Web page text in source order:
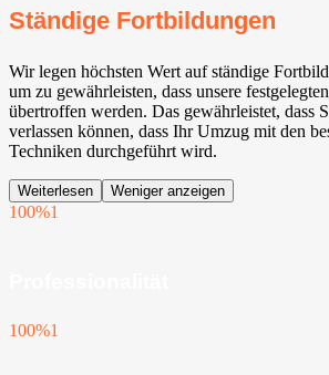
Ständige Fortbildungen
Wir legen höchsten Wert auf ständige
um zu gewährleisten, dass unsere
übertroffen werden. Das gewährleistet, dass
verlassen können, dass Ihr Umzug mit den
Techniken durchgeführt wird.
Weiterlesen Weniger anzeigen
100%1
100%1